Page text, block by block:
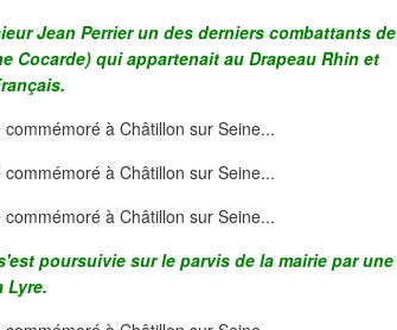
Jean Perrier un des derniers combattants de
Cocarde) qui appartenait au Drapeau Rhin et
poursuivie sur le parvis de la mairie par une
Lyre.